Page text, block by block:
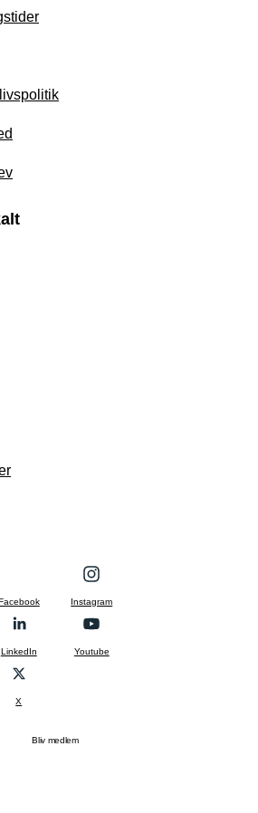
Instagram
LinkedIn Youtube
X
Bliv medlem